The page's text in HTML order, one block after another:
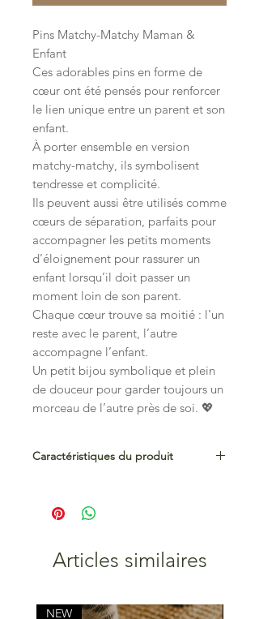
Pins Matchy-Matchy Maman &
Enfant
Ces adorables pins en forme de
cœur ont été pensés pour renforcer
le lien unique entre un parent et son
enfant.
À porter ensemble en version
matchy-matchy, ils symbolisent
tendresse et complicité.
Ils peuvent aussi être utilisés comme
cœurs de séparation, parfaits pour
accompagner les petits moments
d’éloignement pour rassurer un
enfant lorsqu’il doit passer un
moment loin de son parent.
Chaque cœur trouve sa moitié : l’un
reste avec le parent, l’autre
accompagne l’enfant.
Un petit bijou symbolique et plein
de douceur pour garder toujours un
morceau de l’autre près de soi. 💖
Caractéristiques du produit
- Dimensions : 35 x 32 mm
Articles similaires
NEW